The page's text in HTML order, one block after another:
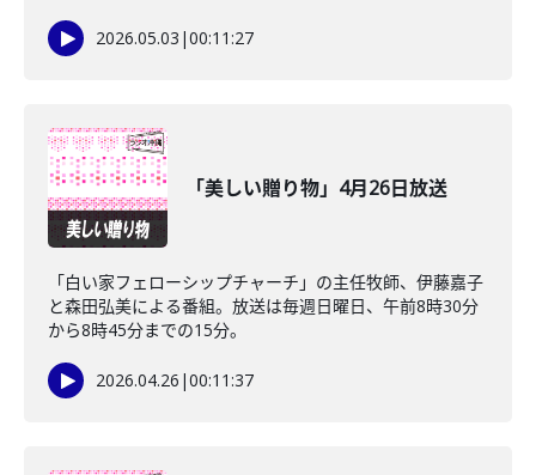
2026.05.03 |00:11:27
「美しい贈り物」4月26日放送
「白い家フェローシップチャーチ」の主任牧師、伊藤嘉子
と森田弘美による番組。放送は毎週日曜日、午前8時30分
から8時45分までの15分。
2026.04.26 |00:11:37